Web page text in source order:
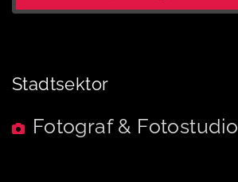
Stadtsektor
Fotograf & Fotostudio